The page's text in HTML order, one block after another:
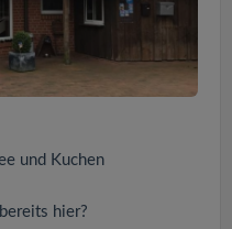
und Kuchen
hier?